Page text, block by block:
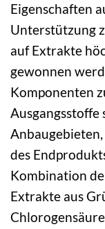
Eigenschaften
Unterstützung
auf Extrakte
gewonnen
Komponenten
des
Kombination
Extrakte aus